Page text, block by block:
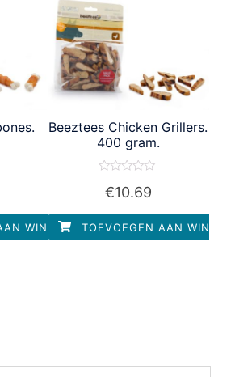
WINKELWAGEN
Beeztees Chicken Grillers.
400 gram.
5
€10.69
TOEVOEGEN AAN